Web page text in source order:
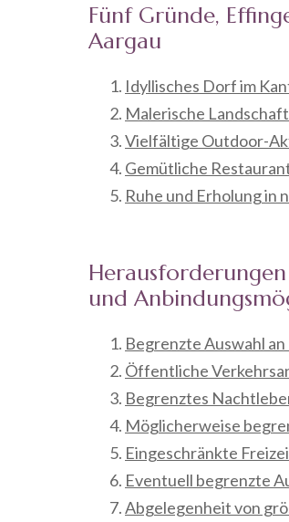
Fünf Gründe,
Aargau
Idyllisches Dorf im
Malerische
Vielfältige Outdoor-
Gemütliche
Ruhe und Erholung in
und
Begrenzte Auswahl
Öffentliche
Begrenztes
Möglicherweise
Eingeschränkte
Eventuell begrenzte
Abgelegenheit von